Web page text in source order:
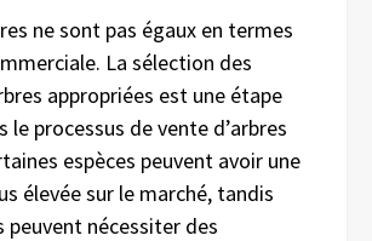
ne sont pas égaux en termes
La sélection des
appropriées est une étape
le processus de vente d’arbres
espèces peuvent avoir une
élevée sur le marché, tandis
peuvent nécessiter des